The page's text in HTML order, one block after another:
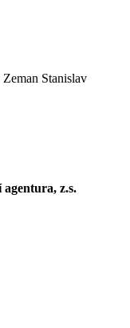
Stanislav
z.s.